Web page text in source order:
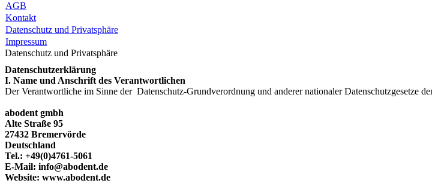
AGB
Kontakt
Datenschutz und Privatsphäre
Impressum
Datenschutz und Privatsphäre
Datenschutzerklärung
I. Name und Anschrift des Verantwortlichen
Der Verantwortliche im Sinne der Datenschutz-Grundverordnung und anderer nationaler Datenschutzgesetze
abodent gmbh
Alte Straße 95
27432 Bremervörde
Deutschland
Tel.: +49(0)4761-5061
E-Mail: info@abodent.de
Website: www.abodent.de